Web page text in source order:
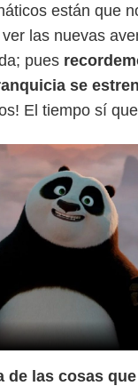
están que
las nuevas
pues
se
El tiempo sí
de las cosas